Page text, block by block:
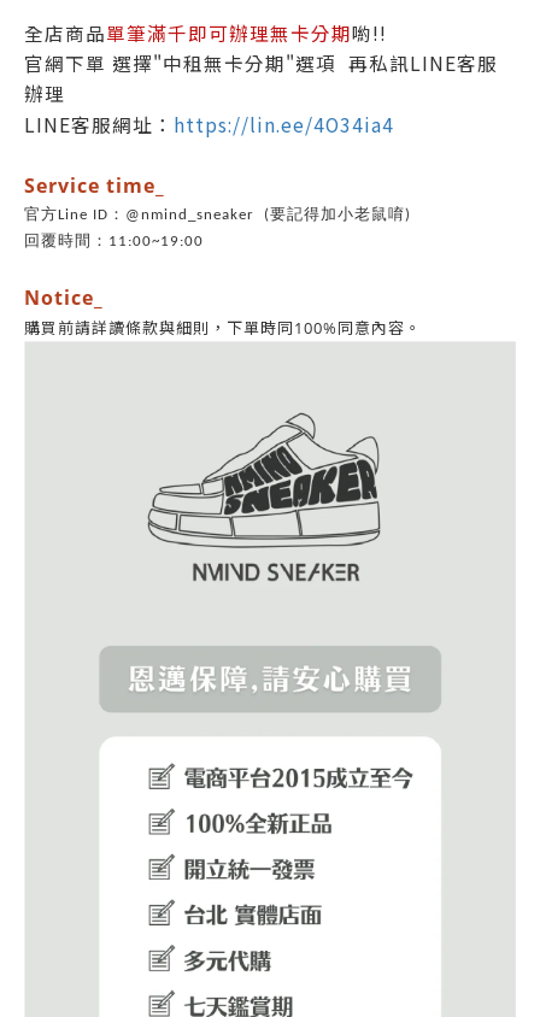
全店商品單筆滿千即可辦理無卡分期喲!!
官網下單 選擇"中租無卡分期"選項 再私訊LINE客服
辦理
LINE客服網址： https://lin.ee/4O34ia4
Service time_
官方Line ID：@nmind_sneaker (要記得加小老鼠唷)
回覆時間：11:00~19:00
Notice_
購買前請詳讀條款與細則， 下單時同100%同意內容。